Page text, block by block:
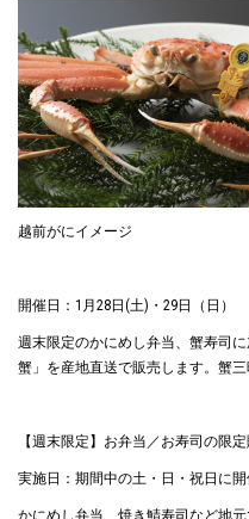
越前がにイメージ
開催日：1月28日(土)・29日（日）
週末限定のかにめし弁当、蟹寿司
蟹」を産地直送で販売します。蟹三
【週末限定】お弁当／お寿司の限
実施日：期間中の土・日・祝日に
かにめし弁当、焼き鯖寿司など地